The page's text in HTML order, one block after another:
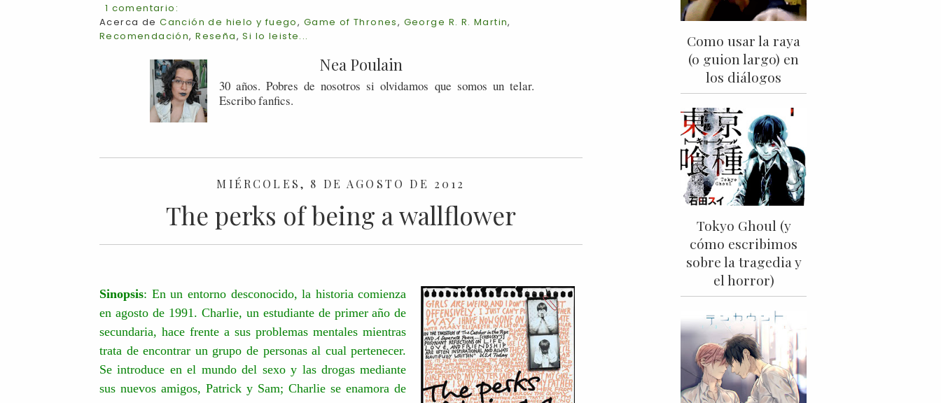
1 comentario:
Acerca deCanción de hielo y fuego, Game of Thrones, George R. R. Martin,
Recomendación,Reseña,Si lo leiste...
Nea Poulain
30 años. Pobres de nosotros si olvidamos que somos un telar.
Escribo fanfics.
MIÉRCOLES, 8 DE AGOSTO DE 2012
The perks of being a wallflower
Sinopsis: En un entorno desconocido, la historia comienza
en agosto de 1991. Charlie, un estudiante de primer año de
secundaria, hace frente a sus problemas mentales mientras
trata de encontrar un grupo de personas al cual pertenecer.
Se introduce en el mundo del sexo y las drogas mediante
sus nuevos amigos, Patrick y Sam; Charlie se enamora de
Como usar la raya
(o guion largo) en
los diálogos
Tokyo Ghoul (y
cómo escribimos
sobre la tragedia y
el horror)